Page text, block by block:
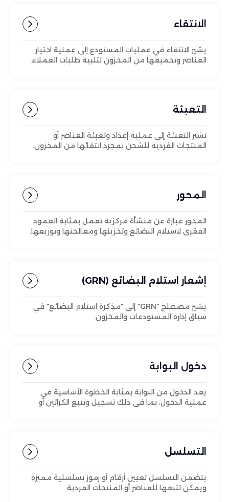
الانتقاء
يشير الانتقاء في عمليات المستودع إلى عملية اختيار
العناصر وتجميعها من المخزون لتلبية طلبات العملاء.
التعبئة
تشير التعبئة إلى عملية إعداد وتعبئة العناصر أو
المنتجات الفردية للشحن بمجرد انتقائها من المخزون.
المحور
المحور عبارة عن منشأة مركزية تعمل بمثابة العمود
الفقري لاستلام البضائع وتخزينها ومعالجتها وتوزيعها.
إشعار استلام البضائع (GRN)
يشير مصطلح "GRN" إلى "مذكرة استلام البضائع" في
سياق إدارة المستودعات والمخزون.
دخول البوابة
يعد الدخول من البوابة بمثابة الخطوة الأساسية في
عملية الدخول، بما في ذلك تسجيل وتتبع الكراتين أو
التسلسل
يتضمن التسلسل تعيين أرقام أو رموز تسلسلية مميزة
ويمكن تتبعها للعناصر أو المنتجات الفردية.